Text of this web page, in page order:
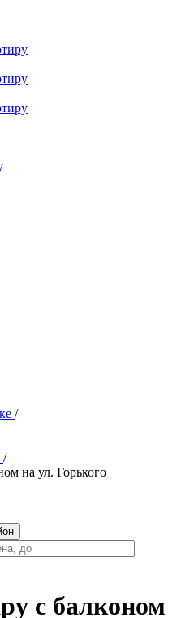
/
/
на ул. Горького
с балконом